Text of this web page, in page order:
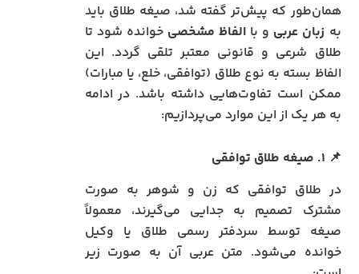
همان‌طور که پیش‌تر گفته شد، صیغه طلاق باید
به زبان عربی و با الفاظ مشخصی خوانده شود تا
طلاق شرعی و قانونی معتبر تلقی گردد. این
الفاظ بسته به نوع طلاق (توافقی، خلع، یا مبارات)
ممکن است تفاوت‌هایی داشته باشد. در ادامه
به هر یک از این موارد می‌پردازیم:
📌 ۱. صیغه طلاق توافقی
در طلاق توافقی که زن و شوهر به صورت
مشترک تصمیم به جدایی می‌گیرند، معمولاً
صیغه توسط سردفتر رسمی طلاق یا وکیل
خوانده می‌شود. متن عربی آن به صورت زیر